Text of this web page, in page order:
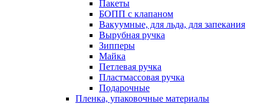
Пакеты
БОПП с клапаном
Вакуумные, для льда, для запекания
Вырубная ручка
Зипперы
Майка
Петлевая ручка
Пластмассовая ручка
Подарочные
Пленка, упаковочные материалы